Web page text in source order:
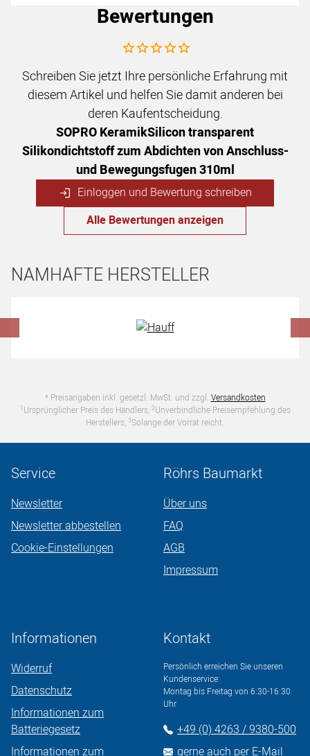
Bewertungen
Noch keine Bewertungen abgegeben
Schreiben Sie jetzt Ihre persönliche Erfahrung mit
diesem Artikel und helfen Sie damit anderen bei
deren Kaufentscheidung.
SOPRO KeramikSilicon transparent
Silikondichtstoff zum Abdichten von Anschluss-
und Bewegungsfugen 310ml
Einloggen und Bewertung schreiben
Alle Bewertungen anzeigen
NAMHAFTE HERSTELLER
* Preisangaben inkl. gesetzl. MwSt. und zzgl. Versandkosten
1 Ursprünglicher Preis des Händlers, 2Unverbindliche Preisempfehlung des
Herstellers, 3Solange der Vorrat reicht.
Service
Newsletter
Newsletter abbestellen
Cookie-Einstellungen
Röhrs Baumarkt
Über uns
FAQ
AGB
Impressum
Informationen
Widerruf
Datenschutz
Informationen zum
Batteriegesetz
Informationen zum
Kontakt
Persönlich erreichen Sie unseren
Kundenservice:
Montag bis Freitag von 6:30-16:30
Uhr
+49 (0) 4263 / 9380-500
gerne auch per E-Mail